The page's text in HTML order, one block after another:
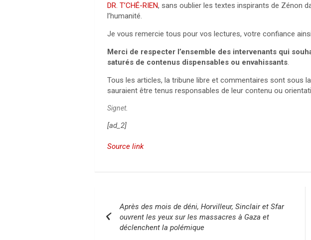
DR. T’CHÉ-RIEN, sans oublier les textes inspirants de Zénon
l’humanité.
Je vous remercie tous pour vos lectures, votre confiance
Merci de respecter l’ensemble des intervenants qui
saturés de contenus dispensables ou envahissants.
Tous les articles, la tribune libre et commentaires sont sous
sauraient être tenus responsables de leur contenu ou
Signet.
[ad_2]
Source link
Après des mois de déni, Horvilleur, Sinclair et Sfar
ouvrent les yeux sur les massacres à Gaza et
déclenchent la polémique